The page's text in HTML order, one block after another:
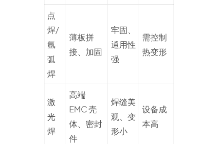
点
焊/
氩
弧
焊
薄板拼
接、加固
牢固、
通用性
强
需控制
热变形
激
光
焊
高端
EMC 壳
体、密封
件
焊缝美
观、变
形小
设备成
本高